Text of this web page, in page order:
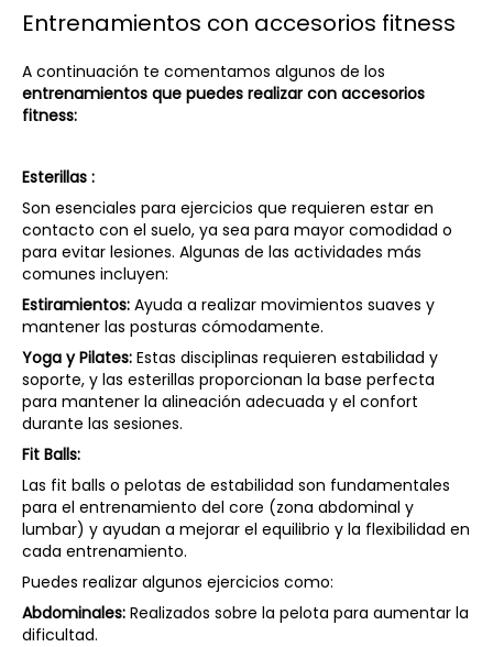
Entrenamientos con accesorios fitness
A continuación te comentamos algunos de los
entrenamientos que puedes realizar con accesorios
fitness:
Esterillas :
Son esenciales para ejercicios que requieren estar en
contacto con el suelo, ya sea para mayor comodidad o
para evitar lesiones. Algunas de las actividades más
comunes incluyen:
Estiramientos: Ayuda a realizar movimientos suaves y
mantener las posturas cómodamente.
Yoga y Pilates: Estas disciplinas requieren estabilidad y
soporte, y las esterillas proporcionan la base perfecta
para mantener la alineación adecuada y el confort
durante las sesiones.
Fit Balls:
Las fit balls o pelotas de estabilidad son fundamentales
para el entrenamiento del core (zona abdominal y
lumbar) y ayudan a mejorar el equilibrio y la flexibilidad en
cada entrenamiento.
Puedes realizar algunos ejercicios como:
Abdominales: Realizados sobre la pelota para aumentar la
dificultad.